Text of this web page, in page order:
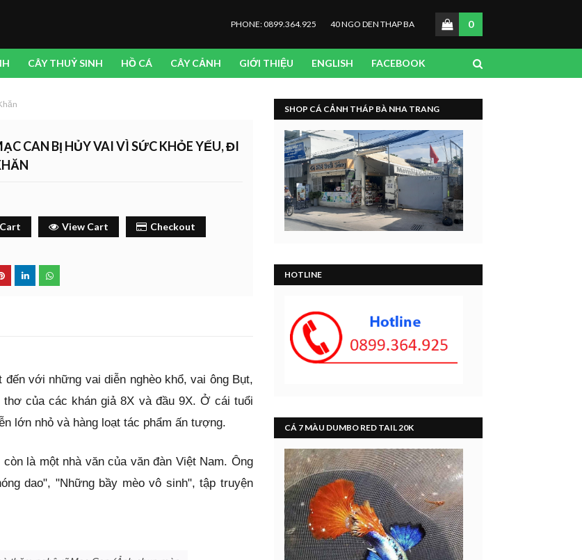
PHONE: 0899.364.925 40 NGO DEN THAP BA 0
CÂY THUỶ SINH HỒ CÁ CÂY CẢNH GIỚI THIỆU ENGLISH FACEBOOK
CAN BỊ HỦY VAI VÌ SỨC KHỎE YẾU, ĐI
View Cart Checkout
với những vai diễn nghèo khổ, vai ông Bụt,
của các khán giả 8X và đầu 9X. Ở cái tuổi
lớn nhỏ và hàng loạt tác phẩm ấn tượng.
là một nhà văn của văn đàn Việt Nam. Ông
dao", "Những bầy mèo vô sinh", tập truyện
SHOP CÁ CẢNH THÁP BÀ NHA TRANG
HOTLINE
CÁ 7 MÀU DUMBO RED TAIL 20K